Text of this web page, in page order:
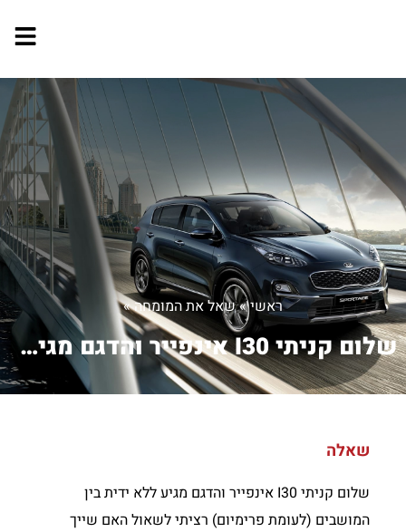
ראשי»שאל את המומחה»
שלום קניתי I30 אינפייר והדגם מגיע ללא...
שאלה
שלום קניתי I30 אינפייר והדגם מגיע ללא ידית בין
המושבים (לעומת פרימיום) רציתי לשאול האם שייך